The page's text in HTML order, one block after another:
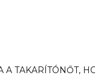
A TAKARÍTÓNŐT,